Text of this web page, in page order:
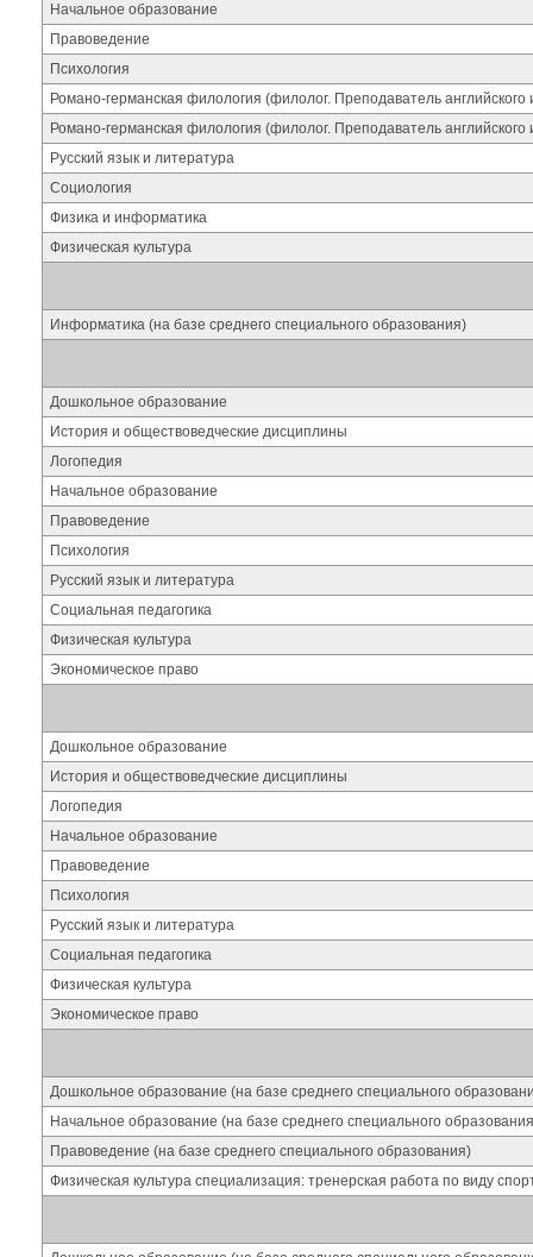
Начальное образование
Правоведение
Психология
Романо-германская филология (филолог. Преподаватель
Романо-германская филология (филолог. Преподаватель
Русский язык и литература
Социология
Физика и информатика
Физическая культура
Информатика (на базе среднего специального образования)
Дошкольное образование
История и обществоведческие дисциплины
Логопедия
Начальное образование
Правоведение
Психология
Русский язык и литература
Социальная педагогика
Физическая культура
Экономическое право
Дошкольное образование
История и обществоведческие дисциплины
Логопедия
Начальное образование
Правоведение
Психология
Русский язык и литература
Социальная педагогика
Физическая культура
Экономическое право
Дошкольное образование (на базе среднего специального
Начальное образование (на базе среднего специального
Правоведение (на базе среднего специального образования)
Физическая культура специализация: тренерская работа по виду